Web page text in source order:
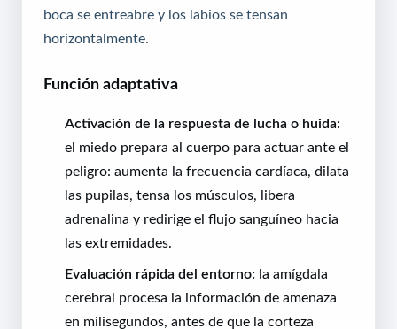
boca se entreabre y los labios se tensan
horizontalmente.
Función adaptativa
Activación de la respuesta de lucha o huida:
el miedo prepara al cuerpo para actuar ante el
peligro: aumenta la frecuencia cardíaca, dilata
las pupilas, tensa los músculos, libera
adrenalina y redirige el flujo sanguíneo hacia
las extremidades.
Evaluación rápida del entorno: la amígdala
cerebral procesa la información de amenaza
en milisegundos, antes de que la corteza